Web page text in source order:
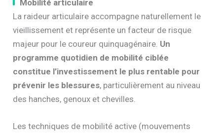
Mobilité articulaire
La raideur articulaire accompagne naturellement le
vieillissement et représente un facteur de risque
majeur pour le coureur quinquagénaire. Un
programme quotidien de mobilité ciblée
constitue l’investissement le plus rentable pour
prévenir les blessures, particulièrement au niveau
des hanches, genoux et chevilles.
Les techniques de mobilité active (mouvements